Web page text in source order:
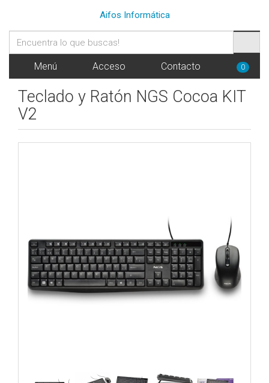
Aifos Informática
Menú Acceso Contacto 0
Teclado y Ratón NGS Cocoa KIT
V2